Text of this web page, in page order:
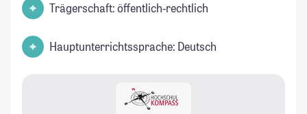
Trägerschaft: öffentlich-rechtlich
Hauptunterrichtssprache: Deutsch